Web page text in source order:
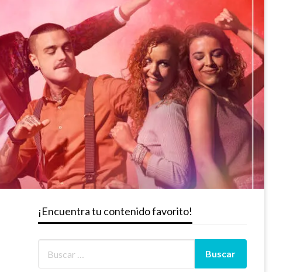
¡Encuentra tu contenido favorito!